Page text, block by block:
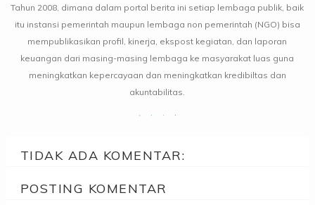
Tahun 2008, dimana dalam portal berita ini setiap lembaga publik, baik
itu instansi pemerintah maupun lembaga non pemerintah (NGO) bisa
mempublikasikan profil, kinerja, ekspost kegiatan, dan laporan
keuangan dari masing-masing lembaga ke masyarakat luas guna
meningkatkan kepercayaan dan meningkatkan kredibiltas dan
akuntabilitas.
TIDAK ADA KOMENTAR:
POSTING KOMENTAR